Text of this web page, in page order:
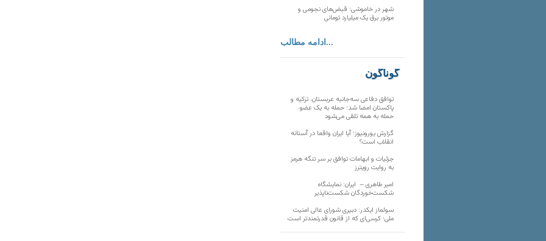
شهر در خاموشی؛ قبض‌های نجومی و
موتور برق یک میلیارد تومانی
ادامه مطالب...
گوناگون
توافق دفاعی سه‌جانبه عربستان، ترکیه و
پاکستان امضا شد؛ حمله به یک عضو،
حمله به همه تلقی می‌شود
گزارش یورونیوز؛ آیا ایران واقعا در آستانه
انقلاب است؟
جزئیات و ابهامات توافق بر سر تنگه هرمز
به روایت رویترز
امیر طاهری – ایران: نمایشگاه
شکست‌خوردگان شکست‌ناپذیر
سولماز ایکدر: دبیری شورای عالی امنیت
ملی؛ کرسی‌ای که از قانون قدرتمندتر است